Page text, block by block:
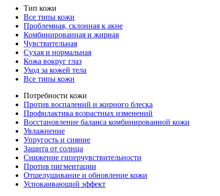
Тип кожи
Все типы кожи
Проблемная, склонная к акне
Комбинированная и жирная
Чувствительная
Сухая и нормальная
Кожа вокруг глаз
Уход за кожей тела
Все типы кожи
Потребности кожи
Против воспалений и жирного блеска
Профилактика возрастных изменений
Восстановление баланса комбинированной кожи
Увлажнение
Упругость и сияние
Защита от солнца
Снижение гиперчувствительности
Против пигментации
Отшелушивание и обновление кожи
Успокаивающий эффект